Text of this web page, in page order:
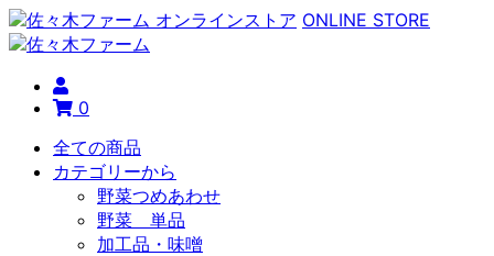
ONLINE STORE
0
全ての商品
カテゴリーから
野菜つめあわせ
野菜 単品
加工品・味噌